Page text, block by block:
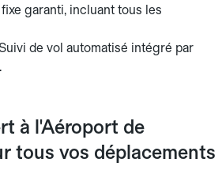
garanti, incluant tous les
de vol automatisé intégré par
à l'Aéroport de
tous vos déplacements